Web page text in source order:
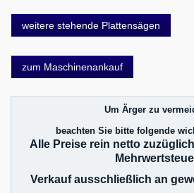
weitere stehende Plattensägen
zum Maschinenankauf
Um Ärger zu
beachten Sie bitte folgende
Alle Preise rein netto
Verkauf ausschließlich an